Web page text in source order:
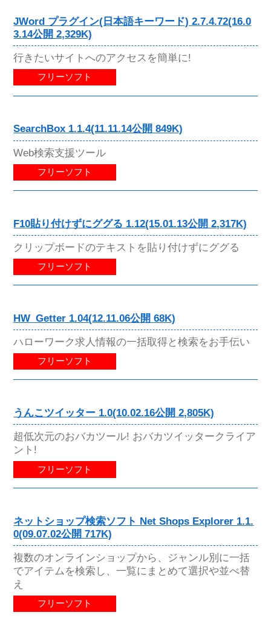
JWord プラグイン(日本語キーワード) 2.7.4.72(16.0
3.14公開 2,329K)
行きたいサイトへのアクセスを簡単に!
フリーソフト
SearchBox 1.1.4(11.11.14公開 849K)
Web検索支援ツール
フリーソフト
F10貼り付けずにググる 1.12(15.01.13公開 2,317K)
クリップボードのテキストを貼り付けずにググる
フリーソフト
HW_Getter 1.04(12.11.06公開 68K)
ハローワーク求人情報の一括取得と検索をお手伝い
フリーソフト
うんこツイッター 1.0(10.02.16公開 2,805K)
超低次元のおバカツール! おバカツイッタークライア
ント!
フリーソフト
ネットショップ検索ソフト Net Shops Explorer 1.1.
0(09.07.02公開 717K)
複数のオンラインショップから、ジャンル別に一括
でアイテムを検索し、一覧にまとめて選択や並べ替
え
フリーソフト